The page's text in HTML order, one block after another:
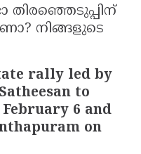
തിരഞ്ഞെടുപ്പിന്
നിങ്ങളുടെ
rally led by
to
6 and
on